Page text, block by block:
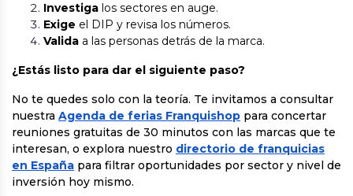
Investiga los sectores en auge.
Exige el DIP y revisa los números.
Valida a las personas detrás de la marca.
¿Estás listo para dar el siguiente paso?
No te quedes solo con la teoría. Te invitamos a consultar
nuestra Agenda de ferias Franquishop para concertar
reuniones gratuitas de 30 minutos con las marcas que te
interesan, o explora nuestro directorio de franquicias
en España para filtrar oportunidades por sector y nivel de
inversión hoy mismo.